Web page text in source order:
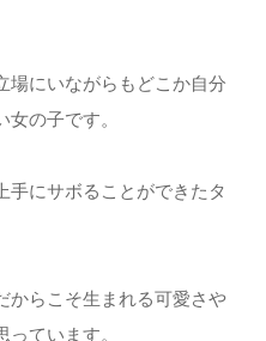
場にいながらもどこか自分
の子です。
手にサボることができたタ
からこそ生まれる可愛さや
ています。